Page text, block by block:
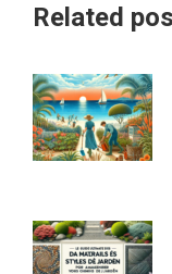
Related